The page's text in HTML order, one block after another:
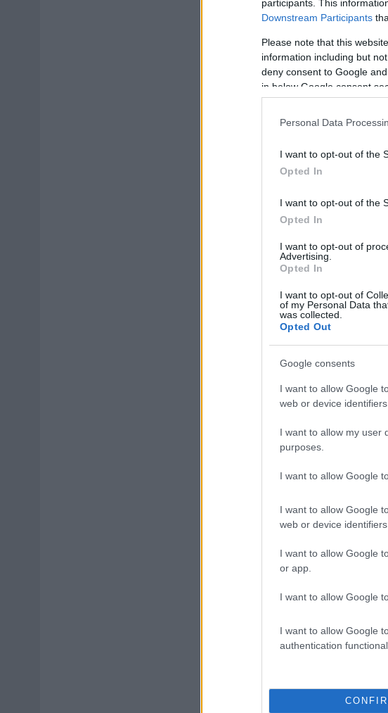
participants. This
Downstream Participants
Please note that this
information including but
deny consent to Google
in below Google consent
Personal Data
I want to opt-out of the
Opted In
I want to opt-out of the
Opted In
I want to opt-out of
Advertising.
Opted In
I want to opt-out of
of my Personal Data
was collected.
Opted Out
Google consents
I want to allow Google
web or device identifiers
I want to allow my user
purposes.
I want to allow Google
I want to allow Google
web or device identifiers
I want to allow Google
or app.
I want to allow Google
I want to allow Google
authentication